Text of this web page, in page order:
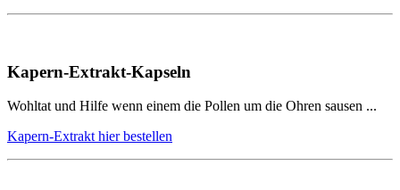
Kapern-Extrakt-Kapseln
Wohltat und Hilfe wenn einem die Pollen um die Ohren sausen ...
Kapern-Extrakt hier bestellen